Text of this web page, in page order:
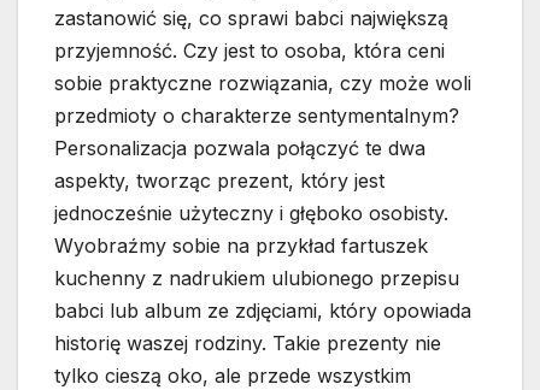
zastanowić się, co sprawi babci największą
przyjemność. Czy jest to osoba, która ceni
sobie praktyczne rozwiązania, czy może woli
przedmioty o charakterze sentymentalnym?
Personalizacja pozwala połączyć te dwa
aspekty, tworząc prezent, który jest
jednocześnie użyteczny i głęboko osobisty.
Wyobraźmy sobie na przykład fartuszek
kuchenny z nadrukiem ulubionego przepisu
babci lub album ze zdjęciami, który opowiada
historię waszej rodziny. Takie prezenty nie
tylko cieszą oko, ale przede wszystkim